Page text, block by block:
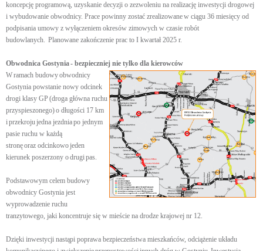
koncepcję programową, uzyskanie decyzji o zezwoleniu na realizację inwestycji drogowej
i wybudowanie obwodnicy. Prace powinny zostać zrealizowane w ciągu 36 miesięcy od
podpisania umowy z wyłączeniem okresów zimowych w czasie robót
budowlanych. Planowane zakończenie prac to I kwartał 2025 r.
Obwodnica Gostynia- bezpieczniej nie tylko dla kierowców
W ramach budowy obwodnicy
Gostynia powstanie nowy odcinek
drogi klasy GP (droga główna ruchu
przyspieszonego) o długości 17 km
i przekroju jedna jezdnia po jednym
pasie ruchu w każdą
stronę oraz odcinkowo jeden
kierunek poszerzony o drugi pas.
Podstawowym celem budowy
obwodnicy Gostynia jest
wyprowadzenie ruchu
tranzytowego, jaki koncentruje się w mieście na drodze krajowej nr 12.
Dzięki inwestycji nastąpi poprawa bezpieczeństwa mieszkańców, odciążenie układu